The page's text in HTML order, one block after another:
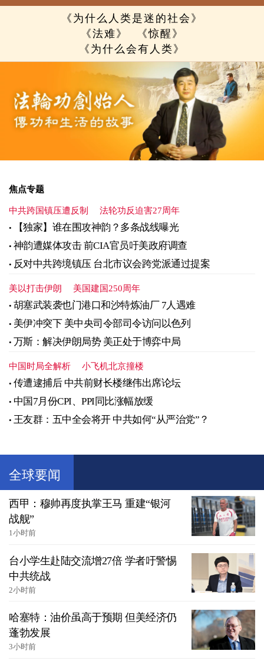
《为什么人类是迷的社会》
《法难》
《惊醒》
《为什么会有人类》
焦点专题
中共跨国镇压遭反制 法轮功反迫害27周年
【独家】谁在围攻神韵？多条战线曝光
神韵遭媒体攻击 前CIA官员吁美政府调查
反对中共跨境镇压 台北市议会跨党派通过提案
美以打击伊朗 美国建国250周年
胡塞武装袭也门港口和沙特炼油厂 7人遇难
美伊冲突下 美中央司令部司令访问以色列
万斯：解决伊朗局势 美正处于博弈中局
中国时局全解析 小飞机北京撞楼
传遭逮捕后 中共前财长楼继伟出席论坛
中国7月份CPI、PPI同比涨幅放缓
王友群：五中全会将开 中共如何“从严治党”？
全球要闻
西甲：穆帅再度执掌王马 重建“银河
战舰”
1小时前
台小学生赴陆交流增27倍 学者吁警惕
中共统战
2小时前
哈塞特：油价虽高于预期 但美经济仍
蓬勃发展
3小时前